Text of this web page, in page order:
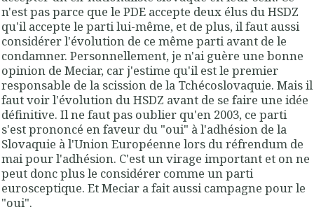
n'est pas parce que le PDE accepte deux élus du HSDZ
qu'il accepte le parti lui-même, et de plus, il faut aussi
considérer l'évolution de ce même parti avant de le
condamner. Personnellement, je n'ai guère une bonne
opinion de Meciar, car j'estime qu'il est le premier
responsable de la scission de la Tchécoslovaquie. Mais il
faut voir l'évolution du HSDZ avant de se faire une idée
définitive. Il ne faut pas oublier qu'en 2003, ce parti
s'est prononcé en faveur du "oui" à l'adhésion de la
Slovaquie à l'Union Européenne lors du réfrendum de
mai pour l'adhésion. C'est un virage important et on ne
peut donc plus le considérer comme un parti
eurosceptique. Et Meciar a fait aussi campagne pour le
"oui".